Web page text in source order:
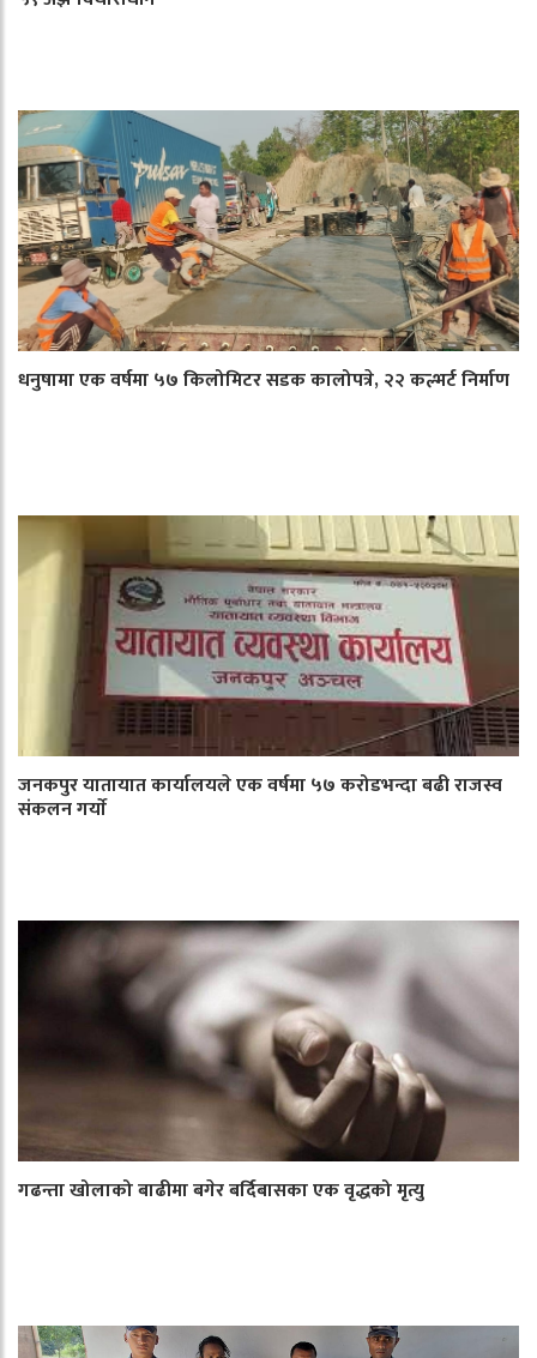
धनुषामा एक वर्षमा ५७ किलोमिटर सडक कालोपत्रे, २२ कल्भर्ट निर्माण
जनकपुर यातायात कार्यालयले एक वर्षमा ५७ करोडभन्दा बढी राजस्व
संकलन गर्याे
गढन्ता खोलाको बाढीमा बगेर बर्दिबासका एक वृद्धको मृत्यु